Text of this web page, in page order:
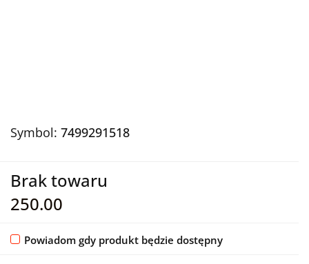
Symbol: 7499291518
Brak towaru
250.00
Powiadom gdy produkt będzie dostępny